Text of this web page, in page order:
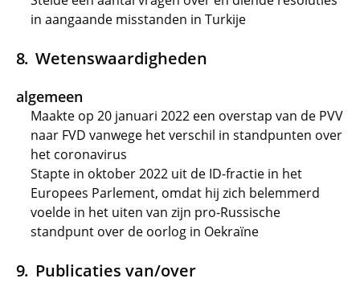
in aangaande misstanden in Turkije
Wetenswaardigheden
algemeen
Maakte op 20 januari 2022 een overstap van de PVV
naar FVD vanwege het verschil in standpunten over
het coronavirus
Stapte in oktober 2022 uit de ID-fractie in het
Europees Parlement, omdat hij zich belemmerd
voelde in het uiten van zijn pro-Russische
standpunt over de oorlog in Oekraïne
Publicaties van/over